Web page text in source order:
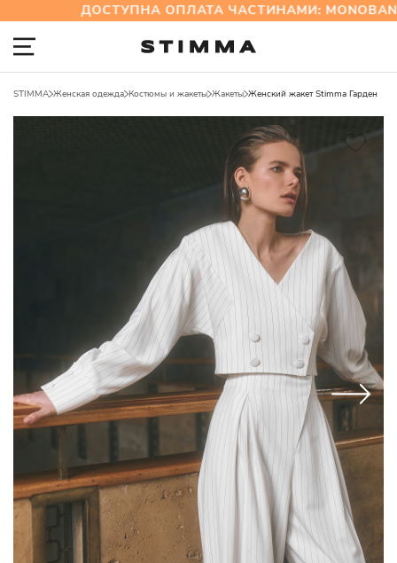
ДОСТУПНА ОПЛАТА ЧАСТИНАМИ:
STIMMA Женская одежда Костюмы и жакеты Жакеты Женский жакет Stimma Гарден